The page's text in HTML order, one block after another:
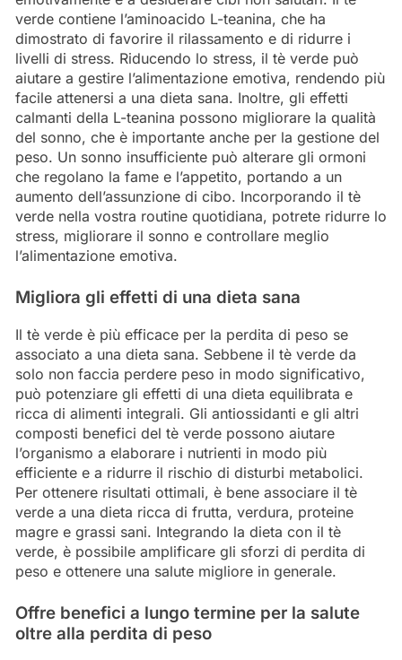
verde contiene l’aminoacido L-teanina, che ha
dimostrato di favorire il rilassamento e di ridurre i
livelli di stress. Riducendo lo stress, il tè verde può
aiutare a gestire l’alimentazione emotiva, rendendo più
facile attenersi a una dieta sana. Inoltre, gli effetti
calmanti della L-teanina possono migliorare la qualità
del sonno, che è importante anche per la gestione del
peso. Un sonno insufficiente può alterare gli ormoni
che regolano la fame e l’appetito, portando a un
aumento dell’assunzione di cibo. Incorporando il tè
verde nella vostra routine quotidiana, potrete ridurre lo
stress, migliorare il sonno e controllare meglio
l’alimentazione emotiva.
Migliora gli effetti di una dieta sana
Il tè verde è più efficace per la perdita di peso se
associato a una dieta sana. Sebbene il tè verde da
solo non faccia perdere peso in modo significativo,
può potenziare gli effetti di una dieta equilibrata e
ricca di alimenti integrali. Gli antiossidanti e gli altri
composti benefici del tè verde possono aiutare
l’organismo a elaborare i nutrienti in modo più
efficiente e a ridurre il rischio di disturbi metabolici.
Per ottenere risultati ottimali, è bene associare il tè
verde a una dieta ricca di frutta, verdura, proteine
magre e grassi sani. Integrando la dieta con il tè
verde, è possibile amplificare gli sforzi di perdita di
peso e ottenere una salute migliore in generale.
Offre benefici a lungo termine per la salute
oltre alla perdita di peso